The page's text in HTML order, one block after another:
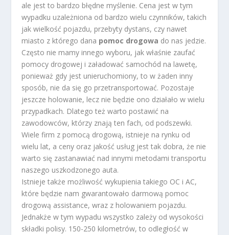
ale jest to bardzo błędne myślenie. Cena jest w tym
wypadku uzależniona od bardzo wielu czynników, takich
jak wielkość pojazdu, przebyty dystans, czy nawet
miasto z którego dana pomoc drogowa do nas jedzie.
Często nie mamy innego wyboru, jak właśnie zaufać
pomocy drogowej i załadować samochód na lawetę,
ponieważ gdy jest unieruchomiony, to w żaden inny
sposób, nie da się go przetransportować. Pozostaje
jeszcze holowanie, lecz nie będzie ono działało w wielu
przypadkach. Dlatego też warto postawić na
zawodowców, którzy znają ten fach, od podszewki.
Wiele firm z pomocą drogową, istnieje na rynku od
wielu lat, a ceny oraz jakość usług jest tak dobra, że nie
warto się zastanawiać nad innymi metodami transportu
naszego uszkodzonego auta.
Istnieje także możliwość wykupienia takiego OC i AC,
które będzie nam gwarantowało darmową pomoc
drogową assistance, wraz z holowaniem pojazdu.
Jednakże w tym wypadu wszystko zależy od wysokości
składki polisy. 150-250 kilometrów, to odległość w